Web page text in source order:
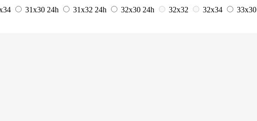
31x30 24h 31x32 24h 32x30 24h 32x32 32x34 33x30